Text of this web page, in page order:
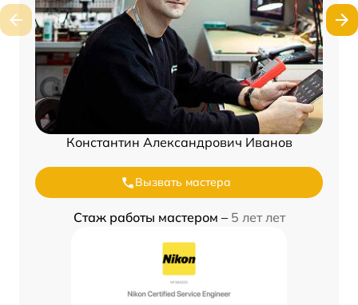
Константин Александрович Иванов
Вызвать мастера
Стаж работы мастером – 5 лет лет